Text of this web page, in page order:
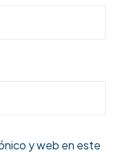
y web en este